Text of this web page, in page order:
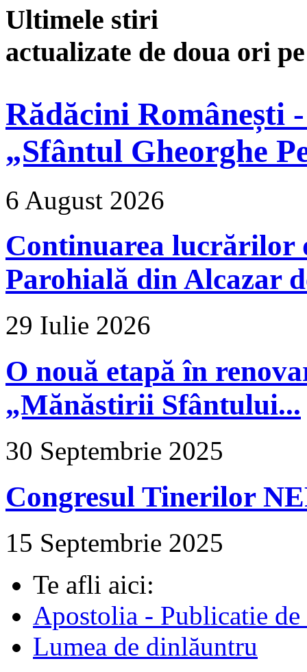
Ultimele stiri
actualizate de doua ori
Rădăcini Românești
„Sfântul Gheorghe
6 August 2026
Continuarea lucrărilor
Parohială din Alcazar
29 Iulie 2026
O nouă etapă în
„Mănăstirii Sfântului...
30 Septembrie 2025
Congresul Tinerilor
15 Septembrie 2025
Te afli aici:
Apostolia - Publicatie
Lumea de dinlăuntru